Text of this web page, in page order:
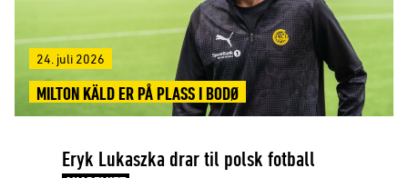
24. juli 2026
MILTON KÄLD ER PÅ PLASS I BODØ
Eryk Lukaszka drar til polsk fotball